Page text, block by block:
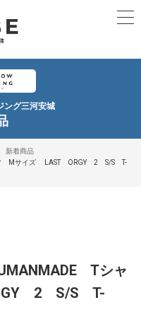
ング三河安城
新着商品
ツ Mサイズ LAST ORGY 2 S/S T-
Tシャ
2 S/S T-